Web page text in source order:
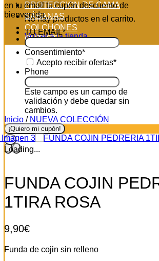
en tu email tu cupón descuento de
bienvenida
TU EMAIL*
Consentimiento*
Acepto recibir ofertas*
Phone
Este campo es un campo de
validación y debe quedar sin
cambios.
×
Loading...
No hay productos en el carrito.
Volver a la tienda
PROTECCION DE CAMA
SÁBANAS
COLCHONES
OUTLET
Inicio / NUEVA COLECCIÓN
Nuevo
FUNDA COJIN
1TIRA ROSA
9,90€
Funda de cojin sin relleno